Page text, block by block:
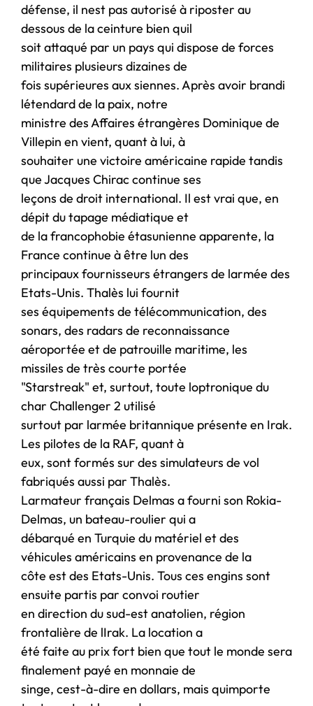
défense, il nest pas autorisé à riposter au
dessous de la ceinture bien quil
soit attaqué par un pays qui dispose de forces
militaires plusieurs dizaines de
fois supérieures aux siennes. Après avoir brandi
létendard de la paix, notre
ministre des Affaires étrangères Dominique de
Villepin en vient, quant à lui, à
souhaiter une victoire américaine rapide tandis
que Jacques Chirac continue ses
leçons de droit international. Il est vrai que, en
dépit du tapage médiatique et
de la francophobie étasunienne apparente, la
France continue à être lun des
principaux fournisseurs étrangers de larmée des
Etats-Unis. Thalès lui fournit
ses équipements de télécommunication, des
sonars, des radars de reconnaissance
aéroportée et de patrouille maritime, les
missiles de très courte portée
"Starstreak" et, surtout, toute loptronique du
char Challenger 2 utilisé
surtout par larmée britannique présente en Irak.
Les pilotes de la RAF, quant à
eux, sont formés sur des simulateurs de vol
fabriqués aussi par Thalès.
Larmateur français Delmas a fourni son Rokia-
Delmas, un bateau-roulier qui a
débarqué en Turquie du matériel et des
véhicules américains en provenance de la
côte est des Etats-Unis. Tous ces engins sont
ensuite partis par convoi routier
en direction du sud-est anatolien, région
frontalière de lIrak. La location a
été faite au prix fort bien que tout le monde sera
finalement payé en monnaie de
singe, cest-à-dire en dollars, mais quimporte